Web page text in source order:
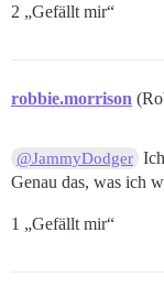
2 „Gefällt mir“
robbie.morrison
@JammyDodger
Genau das, was ich
1 „Gefällt mir“